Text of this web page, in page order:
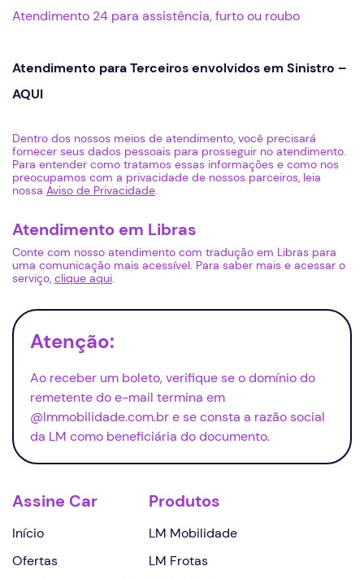
Atendimento 24 para assistência, furto ou roubo
Atendimento para Terceiros envolvidos em Sinistro –
AQUI
Dentro dos nossos meios de atendimento, você precisará
fornecer seus dados pessoais para prosseguir no atendimento.
Para entender como tratamos essas informações e como nos
preocupamos com a privacidade de nossos parceiros, leia
nossa Aviso de Privacidade.
Atendimento em Libras
Conte com nosso atendimento com tradução em Libras para
uma comunicação mais acessível. Para saber mais e acessar o
serviço, clique aqui.
Atenção:
Ao receber um boleto, verifique se o domínio do
remetente do e-mail termina em
@lmmobilidade.com.br e se consta a razão social
da LM como beneficiária do documento.
Assine Car
Início
Ofertas
Produtos
LM Mobilidade
LM Frotas